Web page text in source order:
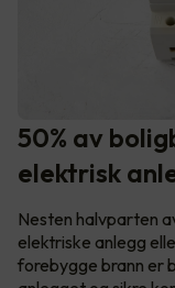
50% av
elektrisk
Nesten halvparten
elektriske anlegg
forebygge brann er